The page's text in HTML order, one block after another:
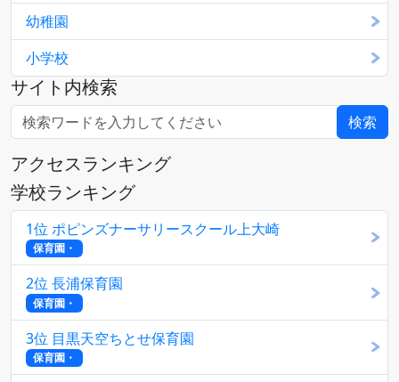
幼稚園
小学校
サイト内検索
アクセスランキング
学校ランキング
1位 ポピンズナーサリースクール上大崎
保育園・
2位 長浦保育園
保育園・
3位 目黒天空ちとせ保育園
保育園・